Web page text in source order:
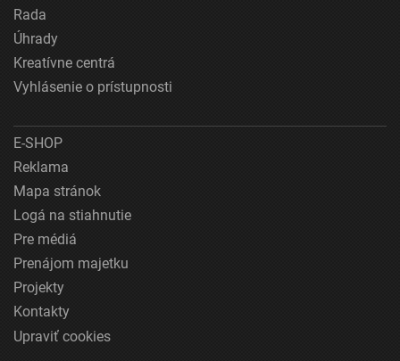
Rada
Úhrady
Kreatívne centrá
Vyhlásenie o prístupnosti
E-SHOP
Reklama
Mapa stránok
Logá na stiahnutie
Pre médiá
Prenájom majetku
Projekty
Kontakty
Upraviť cookies